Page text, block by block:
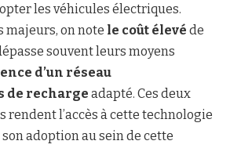
les véhicules électriques.
majeurs, on note le coût élevé de
souvent leurs moyens
d’un réseau
de recharge adapté. Ces deux
rendent l’accès à cette technologie
adoption au sein de cette